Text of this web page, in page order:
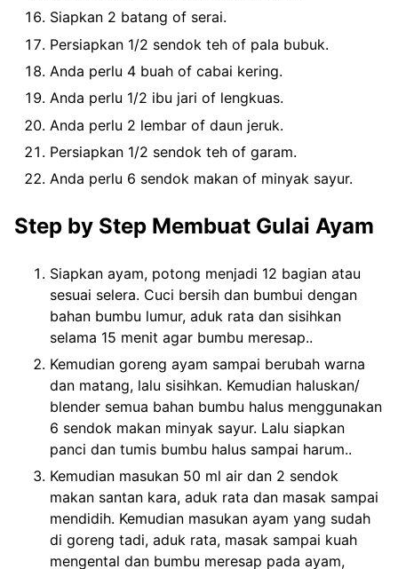
Siapkan 2 batang of serai.
Persiapkan 1/2 sendok teh of pala bubuk.
Anda perlu 4 buah of cabai kering.
Anda perlu 1/2 ibu jari of lengkuas.
Anda perlu 2 lembar of daun jeruk.
Persiapkan 1/2 sendok teh of garam.
Anda perlu 6 sendok makan of minyak sayur.
Step by Step Membuat Gulai Ayam
Siapkan ayam, potong menjadi 12 bagian atau
sesuai selera. Cuci bersih dan bumbui dengan
bahan bumbu lumur, aduk rata dan sisihkan
selama 15 menit agar bumbu meresap..
Kemudian goreng ayam sampai berubah warna
dan matang, lalu sisihkan. Kemudian haluskan/
blender semua bahan bumbu halus menggunakan
6 sendok makan minyak sayur. Lalu siapkan
panci dan tumis bumbu halus sampai harum..
Kemudian masukan 50 ml air dan 2 sendok
makan santan kara, aduk rata dan masak sampai
mendidih. Kemudian masukan ayam yang sudah
di goreng tadi, aduk rata, masak sampai kuah
mengental dan bumbu meresap pada ayam,